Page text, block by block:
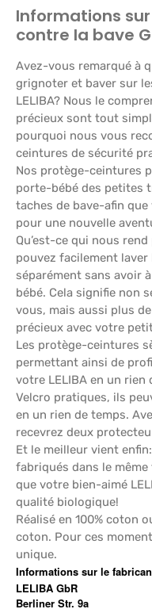
Informations
contre la bave
Avez-vous remarqué à
grignoter et baver sur
LELIBA? Nous le
précieux sont tout
pourquoi nous vous
ceintures de sécurité
Nos protège-ceintures
porte-bébé des petites
taches de bave-afin
pour une nouvelle
Qu’est-ce qui nous
pouvez facilement
séparément sans avoir
bébé. Cela signifie non
vous, mais aussi plus
précieux avec votre
Les protège-ceintures
permettant ainsi de
votre LELIBA en un rien
Velcro pratiques, ils
en un rien de temps.
recevrez deux
Et le meilleur vient
fabriqués dans le
que votre bien-aimé
qualité biologique!
Réalisé en 100% coton
coton. Pour ces
unique.
Informations sur le
LELIBA GbR
Berliner Str. 9a